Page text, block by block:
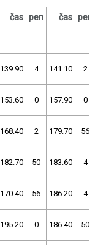
čas pen čas pen
139.90 4 141.10 2
153.60 0 157.90 0
168.40 2 179.70 56
182.70 50 183.60 4
170.40 56 186.20 4
195.20 0 186.40 50